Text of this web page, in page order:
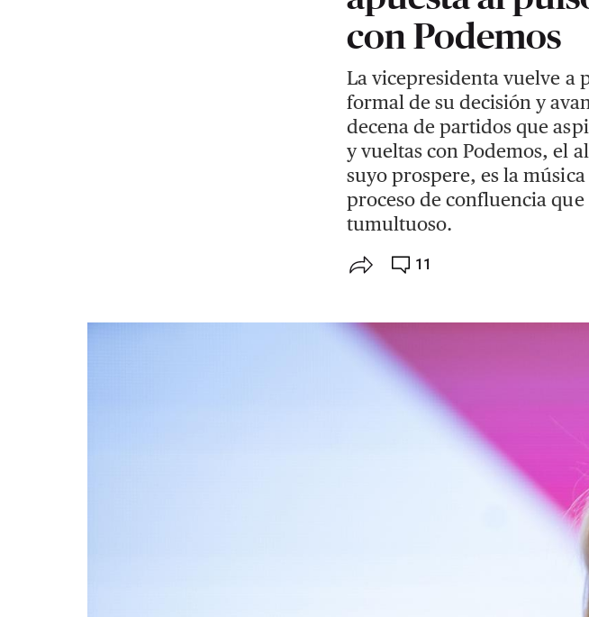
con Podemos
La vicepresidenta vuelve a
formal de su decisión y
decena de partidos que
y vueltas con Podemos, el
suyo prospere, es la
proceso de confluencia que
tumultuoso.
11